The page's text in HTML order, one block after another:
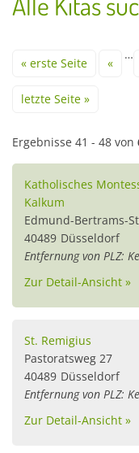
Seiten
« erste Seite «
…
letzte Seite »
Ergebnisse 41 - 48 von
Katholisches
Kalkum
Edmund-Bertrams-
40489 Düsseldorf
Entfernung von PLZ:
Zur Detail-Ansicht »
St. Remigius
Pastoratsweg 27
40489 Düsseldorf
Entfernung von PLZ:
Zur Detail-Ansicht »